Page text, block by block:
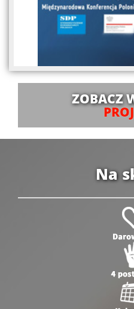
ZOBACZ
Na